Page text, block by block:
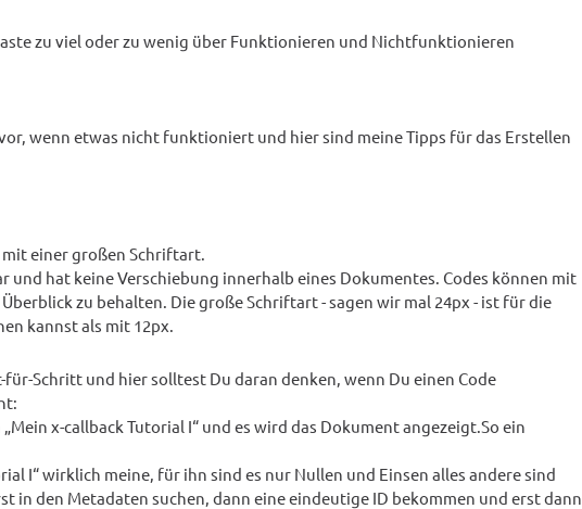
zu viel oder zu wenig über Funktionieren und Nichtfunktionieren
wenn etwas nicht funktioniert und hier sind meine Tipps für das Erstellen
einer großen Schriftart.
und hat keine Verschiebung innerhalb eines Dokumentes. Codes können mit
zu behalten. Die große Schriftart - sagen wir mal 24px - ist für die
kannst als mit 12px.
Schritt und hier solltest Du daran denken, wenn Du einen Code
x-callback Tutorial I“ und es wird das Dokument angezeigt.So ein
I“ wirklich meine, für ihn sind es nur Nullen und Einsen alles andere sind
in den Metadaten suchen, dann eine eindeutige ID bekommen und erst dann